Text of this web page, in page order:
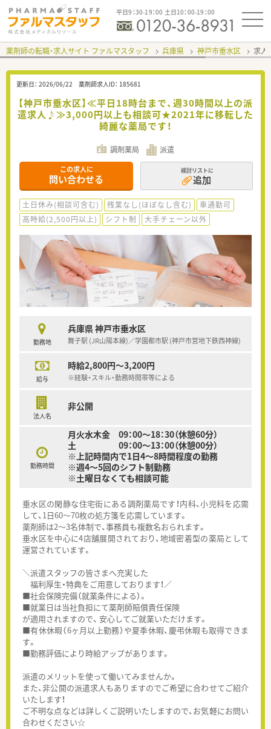
平日9：30-19：00 土日10：00-19：00
薬剤師の転職・求人サイト ファルマスタッフ 兵庫県 神戸市垂水区 求人
更新日： 2026/06/22 薬剤師求人ID： 185681
【神戸市垂水区】≪平日18時台まで、週30時間以上の派
遣求人♪≫3,000円以上も相談可★2021年に移転した
綺麗な薬局です！
調剤薬局 派遣
この求人に
問い合わせる
検討リストに
追加
土日休み(相談可含む) 残業なし(ほぼなし含む)
車通勤可
高時給(2,500円以上)
シフト制 大手チェーン以外
勤務地
兵庫県 神戸市垂水区
舞子駅 (JR山陽本線)／学園都市駅 (神戸市営地下鉄西神線)
給与
時給2,800円～3,200円
※経験・スキル・勤務時間帯等による
法人名
非公開
勤務時間
月火水木金 09：00～18：30（休憩60分）
土 09：00～13：00（休憩00分）
※上記時間内で1日4～8時間程度の勤務
※週4～5回のシフト制勤務
※土曜日なくても相談可能
垂水区の閑静な住宅街にある調剤薬局です！内科、小児科を応需
して、1日60～70枚の処方箋を応需しています。
薬剤師は2～3名体制で、事務員も複数名おられます。
垂水区を中心に4店舗展開されており、地域密着型の薬局として
運営されています。
＼派遣スタッフの皆さまへ充実した
福利厚生・特典をご用意しております！／
■社会保険完備（就業条件による）。
■就業日は当社負担にて薬剤師賠償責任保険
が適用されますので、 安心してご就業いただけます。
■有休休暇（6ヶ月以上勤務）や夏季休暇、慶弔休暇も取得できま
す。
■勤務評価により時給アップがあります。
派遣のメリットを使って働いてみませんか。
また、非公開の派遣求人もありますのでご希望に合わせてご紹介
いたします！
ご不明な点などは詳しくご説明いたしますので、お気軽にお問い
合わせください☆